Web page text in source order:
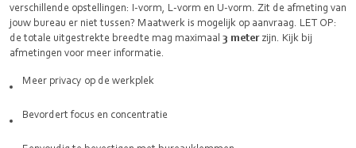
verschillende opstellingen: I-vorm, L-vorm en U-vorm. Zit de afmeting van
jouw bureau er niet tussen? Maatwerk is mogelijk op aanvraag. LET OP:
de totale uitgestrekte breedte mag maximaal 3 meterzijn. Kijk bij
afmetingen voor meer informatie.
Meer privacy op de werkplek
Bevordert focus en concentratie